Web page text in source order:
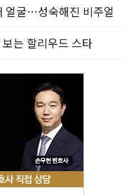
얼굴…성숙해진 비주얼
는 할리우드 스타